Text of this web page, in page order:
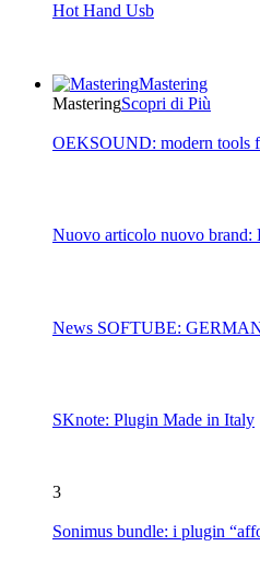
Hot Hand Usb
Mastering
MasteringScopri di Più
OEKSOUND: modern tools
Nuovo articolo nuovo brand:
News
SKnote: Plugin Made in Italy
3
Sonimus bundle: i plugin